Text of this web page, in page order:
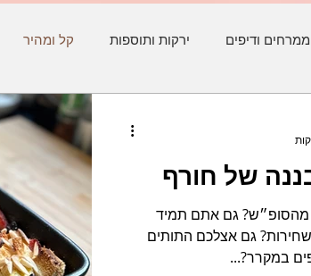
ממרחים ודיפים ירקות ותוספות קל ומהיר
של חורף
גם אתם תמיד
גם אצלכם התותים
במקרר?...